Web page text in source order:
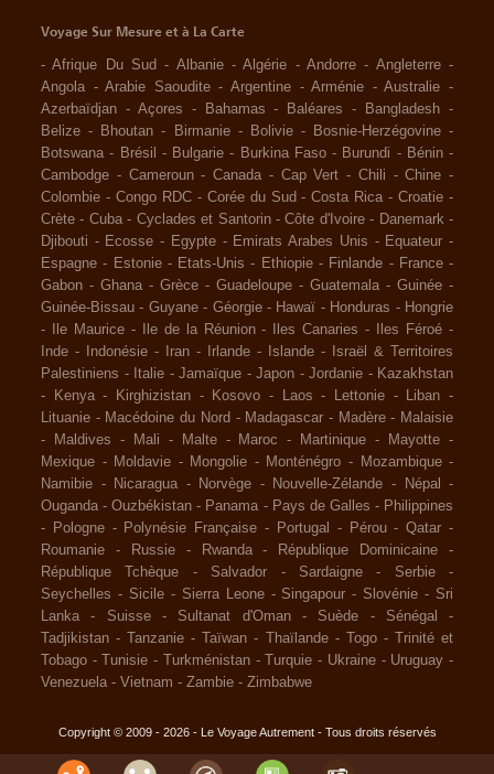
Voyage Sur Mesure et à La Carte
-Afrique Du Sud - Albanie -Algérie -Andorre - Angleterre -
Angola -Arabie Saoudite -Argentine -Arménie -Australie -
Azerbaïdjan - Açores - Bahamas - Baléares - Bangladesh -
Belize - Bhoutan - Birmanie - Bolivie - Bosnie-Herzégovine -
Botswana - Brésil - Bulgarie - Burkina Faso - Burundi - Bénin -
Cambodge - Cameroun - Canada - Cap Vert - Chili -Chine -
Colombie - Congo RDC - Corée du Sud -Costa Rica -Croatie -
Crète - Cuba - Cyclades et Santorin -Côte d'Ivoire - Danemark -
Djibouti - Ecosse - Egypte - Emirats Arabes Unis - Equateur -
Espagne - Estonie - Etats-Unis - Ethiopie - Finlande - France -
Gabon - Ghana - Grèce - Guadeloupe - Guatemala - Guinée -
Guinée-Bissau - Guyane - Géorgie - Hawaï - Honduras - Hongrie
-
Ile Maurice - Ile de la Réunion - Iles Canaries - Iles Féroé -
Inde - Indonésie - Iran - Irlande - Islande -
Israël & Territoires
Palestiniens - Italie - Jamaïque - Japon - Jordanie - Kazakhstan
-
Kenya - Kirghizistan - Kosovo - Laos - Lettonie - Liban -
Lituanie - Macédoine du Nord - Madagascar - Madère - Malaisie
-
Maldives - Mali - Malte - Maroc - Martinique - Mayotte -
Mexique - Moldavie - Mongolie - Monténégro - Mozambique -
Namibie - Nicaragua - Norvège - Nouvelle-Zélande - Népal
-
Ouganda -Ouzbékistan - Panama - Pays de Galles - Philippines
-
Pologne - Polynésie Française - Portugal - Pérou -Qatar -
Roumanie
- Russie - Rwanda - République Dominicaine
-
République Tchèque
- Salvador - Sardaigne - Serbie
-
Seychelles - Sicile - Sierra Leone - Singapour - Slovénie - Sri
Lanka
- Suisse - Sultanat d'Oman - Suède - Sénégal
-
Tadjikistan -Tanzanie -Taïwan - Thaïlande - Togo - Trinité et
Tobago -Tunisie - Turkménistan -Turquie - Ukraine - Uruguay -
Venezuela - Vietnam - Zambie - Zimbabwe
Copyright © 2009 - 2026 - Le Voyage Autrement - Tous droits réservés